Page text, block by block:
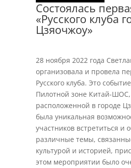
Состоялась
«Русского клуба
Цзяочжоу»
28 ноября 2022 года
организовала и провела
Русского клуба. Это
Пилотной зоне Китай-ШОС,
расположенной в городе
была уникальная
участников встретиться и
различные темы,
культурой и историей,
этом мероприятии было